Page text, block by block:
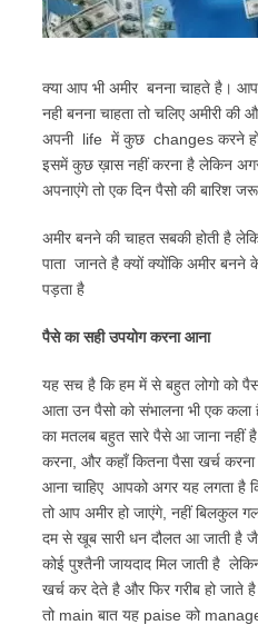
क्या आप भी अमीर बनना चाहते है।
नही बनना चाहता तो चलिए अमीरी
अपनी life में कुछ changes करने
इसमें कुछ ख़ास नहीं करना है लेकिन
अपनाएंगे तो एक दिन पैसो की बारिश
अमीर बनने की चाहत सबकी होती है
पाता जानते है क्यों क्योंकि अमीर बनने
पड़ता है
पैसे का सही उपयोग करना आना
यह सच है कि हम में से बहुत लोगो को
आता उन पैसो को संभालना भी एक
का मतलब बहुत सारे पैसे आ जाना नहीं
करना, और कहाँ कितना पैसा खर्च करना
आना चाहिए आपको अगर यह लगता है
तो आप अमीर हो जाएंगे, नहीं बिलकुल
दम से खूब सारी धन दौलत आ जाती है
कोई पुश्तैनी जायदाद मिल जाती है
खर्च कर देते है और फिर गरीब हो जाते है
तो main बात यह paise को